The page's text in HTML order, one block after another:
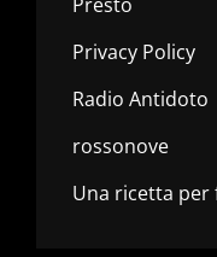
Privacy Policy
Radio Antidoto
rossonove
Una ricetta per